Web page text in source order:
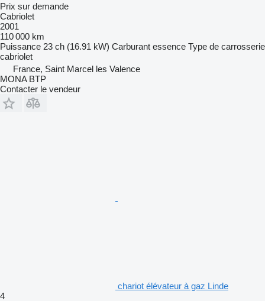
Prix sur demande
Cabriolet
2001
110 000 km
Puissance 23 ch (16.91 kW) Carburant essence Type de carrosserie
cabriolet
France, Saint Marcel les Valence
MONA BTP
Contacter le vendeur
chariot élévateur à gaz Linde
4